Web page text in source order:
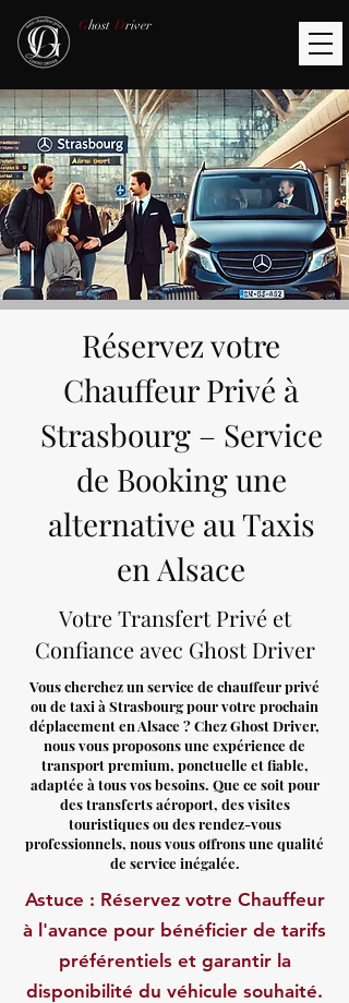
Ghost Driver
Réservez votre
Chauffeur Privé à
Strasbourg – Service
de Booking une
alternative au Taxis
en Alsace
Votre Transfert Privé et
Confiance avec Ghost Driver
Vous cherchez un service de chauffeur privé
ou de taxi à Strasbourg pour votre prochain
déplacement en Alsace ? Chez Ghost Driver,
nous vous proposons une expérience de
transport premium, ponctuelle et fiable,
adaptée à tous vos besoins. Que ce soit pour
des transferts aéroport, des visites
touristiques ou des rendez-vous
professionnels, nous vous offrons une qualité
de service inégalée.
Astuce : Réservez votre Chauffeur
à l'avance pour bénéficier de tarifs
préférentiels et garantir la
disponibilité du véhicule souhaité.